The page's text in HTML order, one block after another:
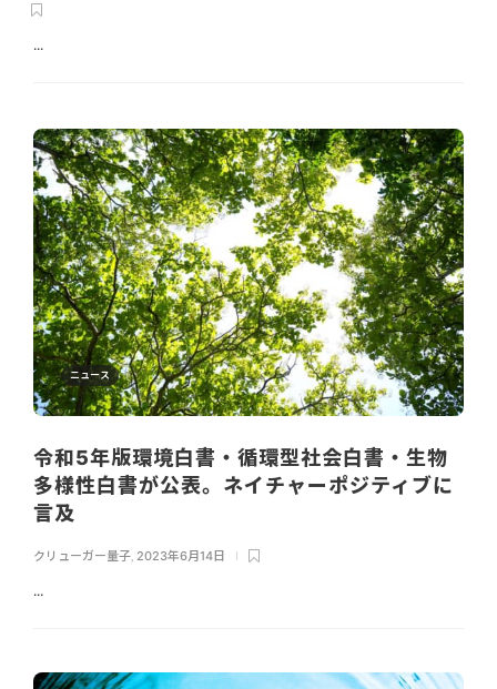
...
ニュース
令和5年版環境白書・循環型社会白書・生物
多様性白書が公表。ネイチャーポジティブに
言及
クリューガー量子 2023年6月14日
...